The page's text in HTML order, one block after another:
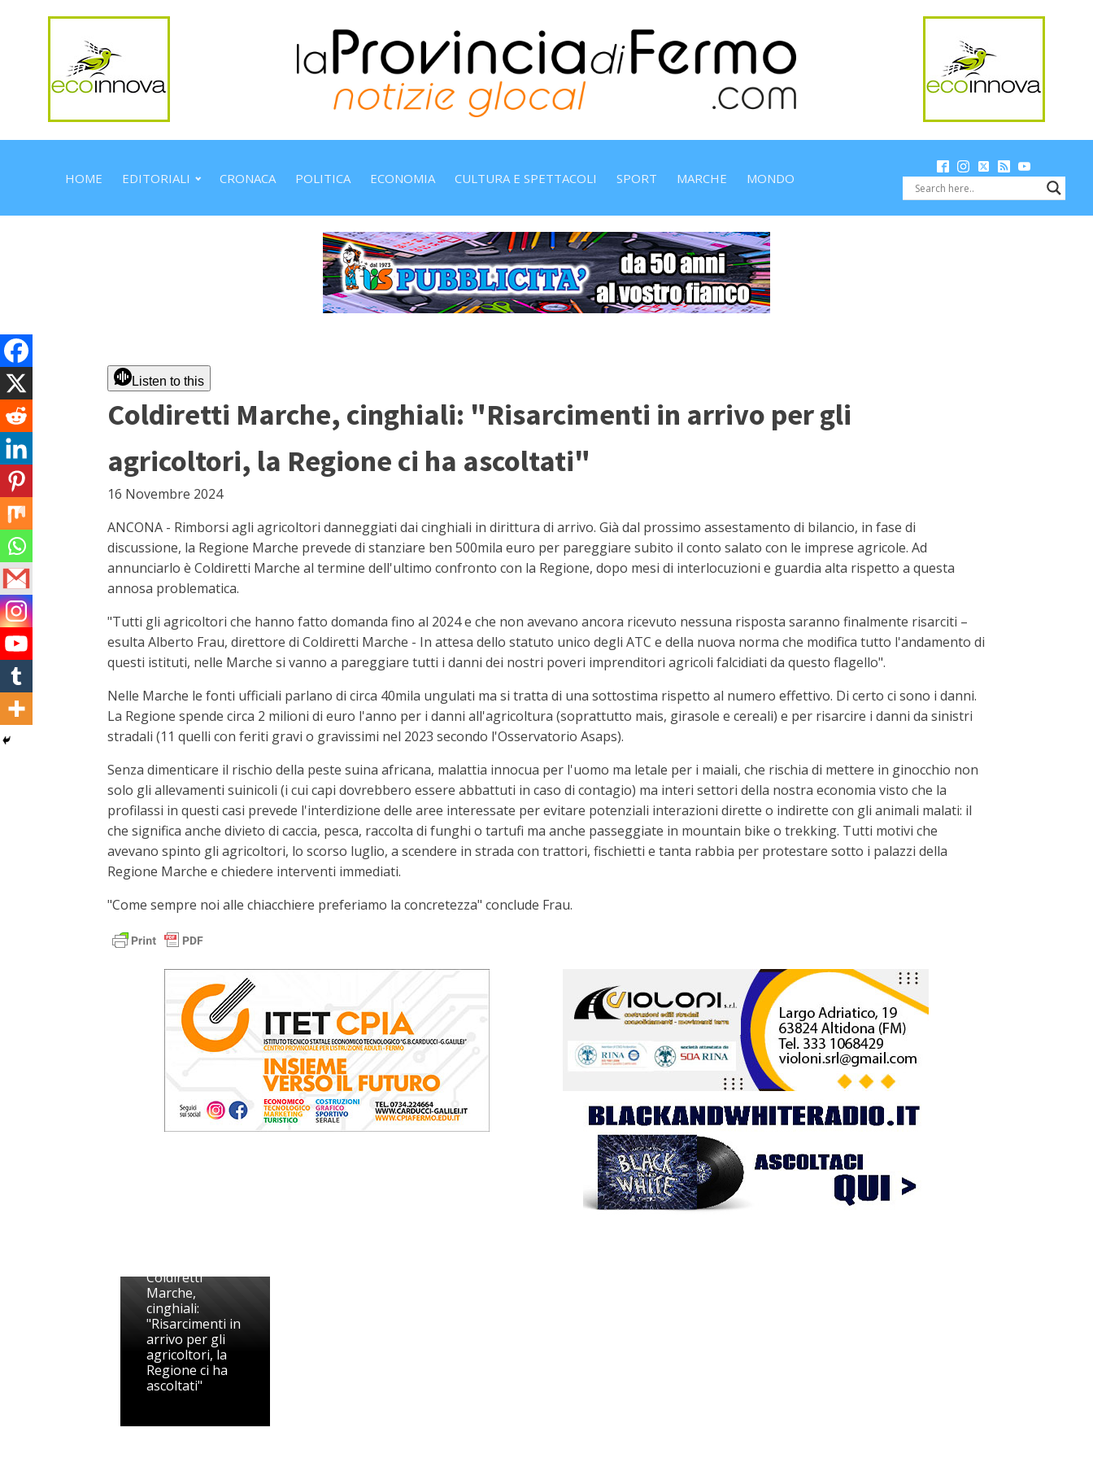
HOME EDITORIALI CRONACA POLITICA ECONOMIA CULTURA E SPETTACOLI SPORT MARCHE MONDO
Listen to this
Coldiretti Marche, cinghiali: "Risarcimenti in arrivo per gli
agricoltori, la Regione ci ha ascoltati"
16 Novembre 2024
ANCONA - Rimborsi agli agricoltori danneggiati dai cinghiali in dirittura di arrivo. Già dal prossimo assestamento di bilancio, in fase di
discussione, la Regione Marche prevede di stanziare ben 500mila euro per pareggiare subito il conto salato con le imprese agricole. Ad
annunciarlo è Coldiretti Marche al termine dell'ultimo confronto con la Regione, dopo mesi di interlocuzioni e guardia alta rispetto a questa
annosa problematica.
"Tutti gli agricoltori che hanno fatto domanda fino al 2024 e che non avevano ancora ricevuto nessuna risposta saranno finalmente risarciti –
esulta Alberto Frau, direttore di Coldiretti Marche - In attesa dello statuto unico degli ATC e della nuova norma che modifica tutto l'andamento di
questi istituti, nelle Marche si vanno a pareggiare tutti i danni dei nostri poveri imprenditori agricoli falcidiati da questo flagello".
Nelle Marche le fonti ufficiali parlano di circa 40mila ungulati ma si tratta di una sottostima rispetto al numero effettivo. Di certo ci sono i danni.
La Regione spende circa 2 milioni di euro l'anno per i danni all'agricoltura (soprattutto mais, girasole e cereali) e per risarcire i danni da sinistri
stradali (11 quelli con feriti gravi o gravissimi nel 2023 secondo l'Osservatorio Asaps).
Senza dimenticare il rischio della peste suina africana, malattia innocua per l'uomo ma letale per i maiali, che rischia di mettere in ginocchio non
solo gli allevamenti suinicoli (i cui capi dovrebbero essere abbattuti in caso di contagio) ma interi settori della nostra economia visto che la
profilassi in questi casi prevede l'interdizione delle aree interessate per evitare potenziali interazioni dirette o indirette con gli animali malati: il
che significa anche divieto di caccia, pesca, raccolta di funghi o tartufi ma anche passeggiate in mountain bike o trekking. Tutti motivi che
avevano spinto gli agricoltori, lo scorso luglio, a scendere in strada con trattori, fischietti e tanta rabbia per protestare sotto i palazzi della
Regione Marche e chiedere interventi immediati.
"Come sempre noi alle chiacchiere preferiamo la concretezza" conclude Frau.
Coldiretti
Marche,
cinghiali:
"Risarcimenti in
arrivo per gli
agricoltori, la
Regione ci ha
ascoltati"